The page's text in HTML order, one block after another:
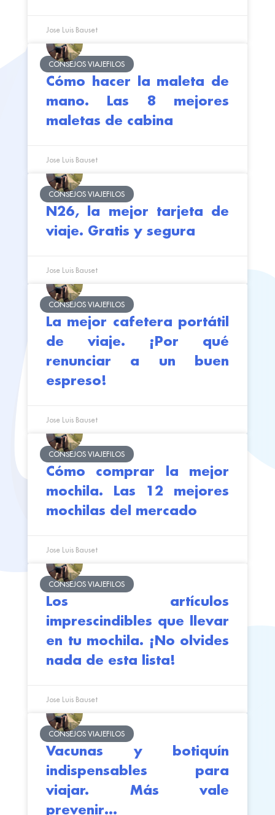
Jose Luis Bauset
CONSEJOS VIAJEFILOS
Cómo hacer la maleta de
mano. Las 8 mejores
maletas de cabina
Jose Luis Bauset
CONSEJOS VIAJEFILOS
N26, la mejor tarjeta de
viaje. Gratis y segura
Jose Luis Bauset
CONSEJOS VIAJEFILOS
La mejor cafetera portátil
de viaje. ¡Por qué
renunciar a un buen
espreso!
Jose Luis Bauset
CONSEJOS VIAJEFILOS
Cómo comprar la mejor
mochila. Las 12 mejores
mochilas del mercado
Jose Luis Bauset
CONSEJOS VIAJEFILOS
Los artículos
imprescindibles que llevar
en tu mochila. ¡No olvides
nada de esta lista!
Jose Luis Bauset
CONSEJOS VIAJEFILOS
Vacunas y botiquín
indispensables para
viajar. Más vale
prevenir…